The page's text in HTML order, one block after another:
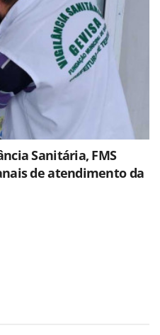
Sanitária, FMS
de atendimento da